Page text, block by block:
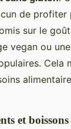
de profiter
sur le
vegan ou
Cela
et